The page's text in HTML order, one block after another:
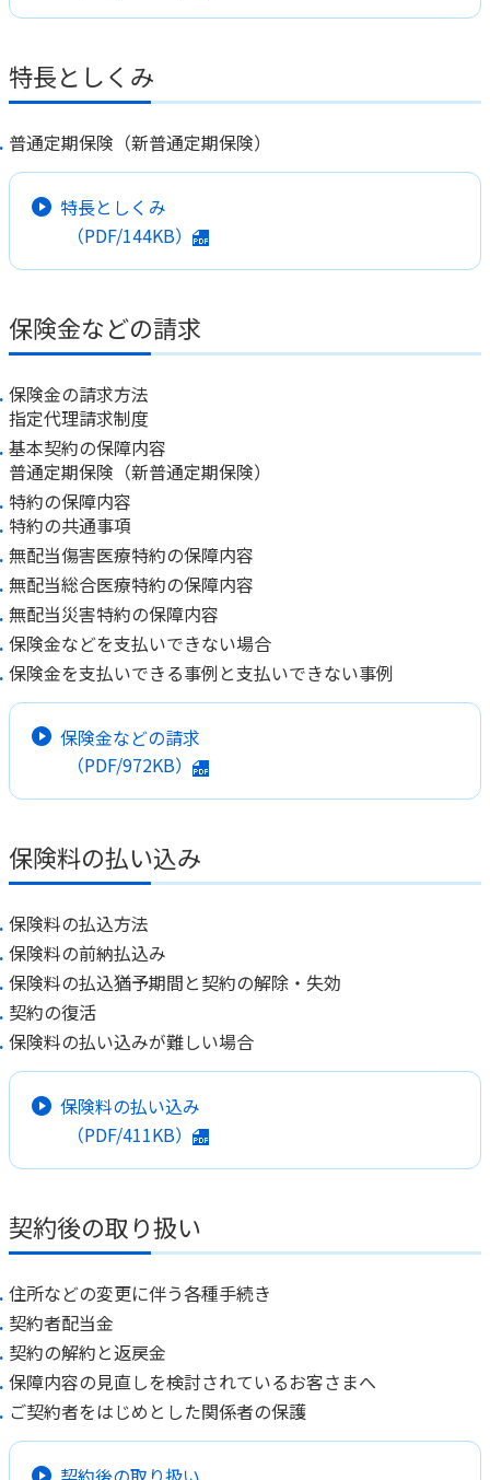
特長としくみ
普通定期保険（新普通定期保険）
特長としくみ
（PDF/144KB）
保険金などの請求
保険金の請求方法
指定代理請求制度
基本契約の保障内容
普通定期保険（新普通定期保険）
特約の保障内容
特約の共通事項
無配当傷害医療特約の保障内容
無配当総合医療特約の保障内容
無配当災害特約の保障内容
保険金などを支払いできない場合
保険金を支払いできる事例と支払いできない事例
保険金などの請求
（PDF/972KB）
保険料の払い込み
保険料の払込方法
保険料の前納払込み
保険料の払込猶予期間と契約の解除・失効
契約の復活
保険料の払い込みが難しい場合
保険料の払い込み
（PDF/411KB）
契約後の取り扱い
住所などの変更に伴う各種手続き
契約者配当金
契約の解約と返戻金
保障内容の見直しを検討されているお客さまへ
ご契約者をはじめとした関係者の保護